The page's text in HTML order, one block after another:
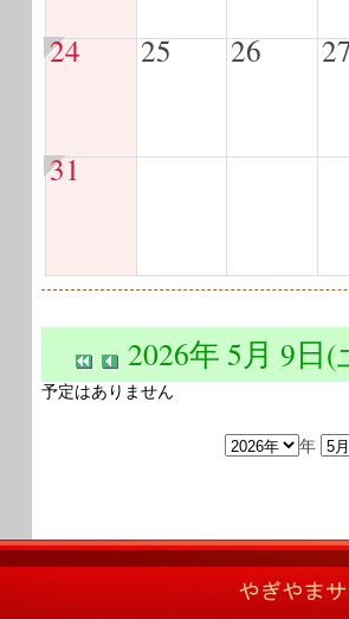
24 25 26
31
2026年 5月 9日(
予定はありません
年